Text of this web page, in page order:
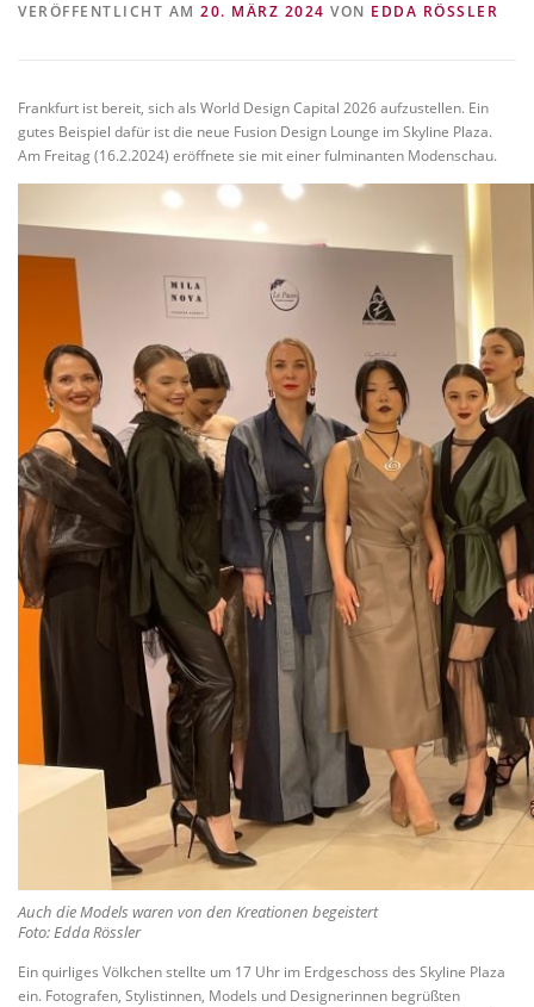
VERÖFFENTLICHT AM 20. MÄRZ 2024 VON EDDA RÖSSLER
Frankfurt ist bereit, sich als World Design Capital 2026 aufzustellen. Ein
gutes Beispiel dafür ist die neue Fusion Design Lounge im Skyline Plaza.
Am Freitag (16.2.2024) eröffnete sie mit einer fulminanten Modenschau.
Auch die Models waren von den Kreationen begeistert
Foto: Edda Rössler
Ein quirliges Völkchen stellte um 17 Uhr im Erdgeschoss des Skyline Plaza
ein. Fotografen, Stylistinnen, Models und Designerinnen begrüßten